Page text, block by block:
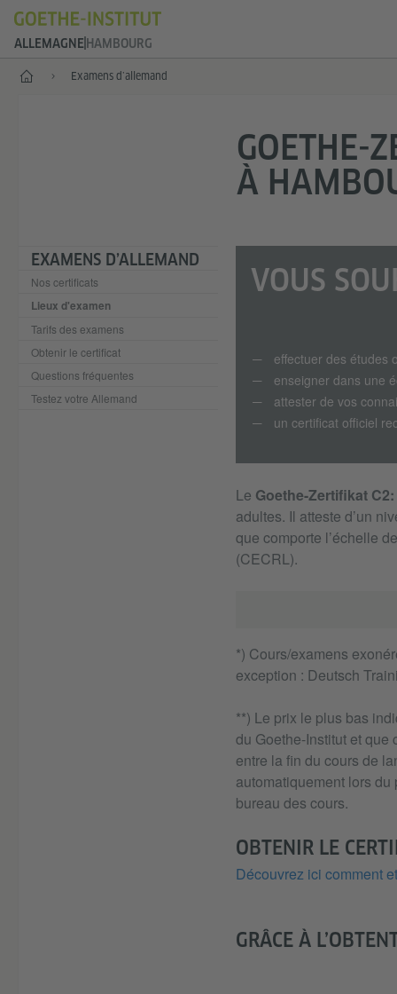
ALLEMAGNE HAMBOURG
-- Examens d’allemand
EXAMENS D’ALLEMAND
Nos certificats
Lieux d'examen
Tarifs des examens
Obtenir le certificat
Questions fréquentes
Testez votre Allemand
GOETHE-
À
VOUS
effectuer des études
enseigner dans une
attester de vos
un certificat officiel
Le Goethe-Zertifikat
adultes. Il atteste d’un
que comporte l’échelle
(CECRL).
*) Cours/examens
exception : Deutsch
**) Le prix le plus bas
du Goethe-Institut et
entre la fin du cours de
automatiquement lors
bureau des cours.
OBTENIR LE
Découvrez ici comment
GRÂCE À